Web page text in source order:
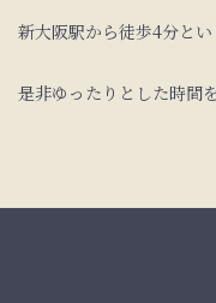
新大阪駅から徒歩4分と
是非ゆったりとした時間